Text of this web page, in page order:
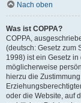
Nach oben
Was ist COPPA?
COPPA,
(deutsch: Gesetz zum
1998) ist ein Gesetz
möglicherweise
hierzu die
oder die Website, auf